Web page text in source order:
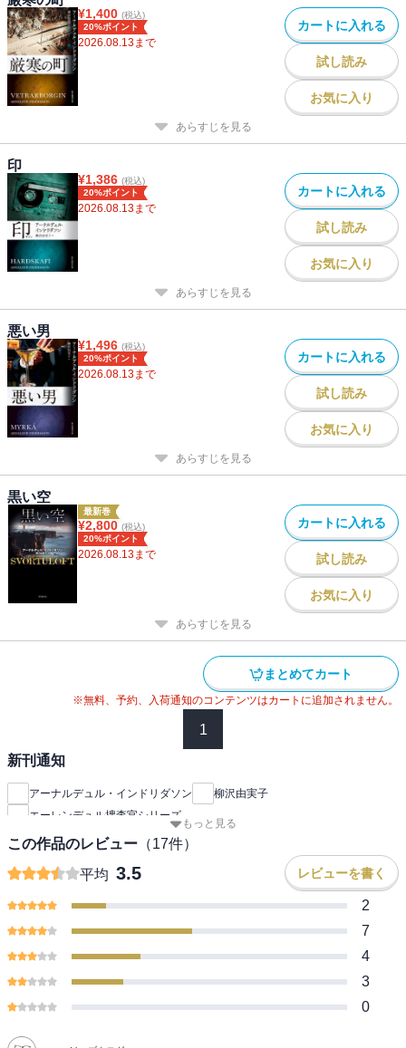
¥1,400 (税込)
20%ポイント
2026.08.13まで
カートに入れる
試し読み
お気に入り
あらすじを見る
印
¥1,386 (税込)
20%ポイント
2026.08.13まで
カートに入れる
試し読み
お気に入り
あらすじを見る
悪い男
¥1,496 (税込)
20%ポイント
2026.08.13まで
カートに入れる
試し読み
お気に入り
あらすじを見る
黒い空
最新巻
¥2,800 (税込)
20%ポイント
2026.08.13まで
カートに入れる
試し読み
お気に入り
あらすじを見る
まとめてカート
※無料、予約、入荷通知のコンテンツはカートに追加されません。
1
新刊通知
アーナルデュル・インドリダソン
柳沢由実子
エーレンデュル捜査官シリーズ
もっと見る
この作品のレビュー （17件）
平均 3.5 レビューを書く
2
7
4
3
0